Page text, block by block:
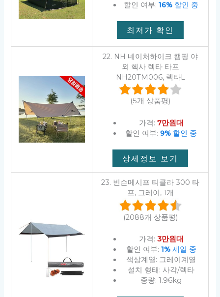
할인 여부:16% 할인 중
최저가 확인
22. NH 네이처하이크 캠핑 야
외 헥사 렉타 타프
NH20TM006, 렉타L
(5개 상품평)
가격: 7만원대
할인 여부:9% 할인 중
상세정보 보기
23. 빈슨메시프 티클라 300 타
프, 그레이, 1개
(2088개 상품평)
가격: 3만원대
할인 여부: 1%세일 중
색상계열: 그레이계열
설치 형태: 사각/렉타
중량: 1.96kg